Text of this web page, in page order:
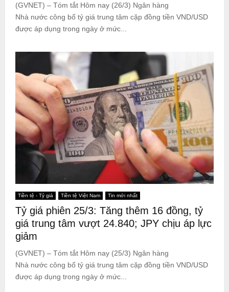
(GVNET) – Tóm tắt Hôm nay (26/3) Ngân hàng
Nhà nước công bố tỷ giá trung tâm cặp đồng tiền VND/USD
được áp dụng trong ngày ở mức...
Tiền tệ - Tỷ giá Tiền tệ Việt Nam Tin mới nhất
Tỷ giá phiên 25/3: Tăng thêm 16 đồng, tỷ
giá trung tâm vượt 24.840; JPY chịu áp lực
giảm
(GVNET) – Tóm tắt Hôm nay (25/3) Ngân hàng
Nhà nước công bố tỷ giá trung tâm cặp đồng tiền VND/USD
được áp dụng trong ngày ở mức...